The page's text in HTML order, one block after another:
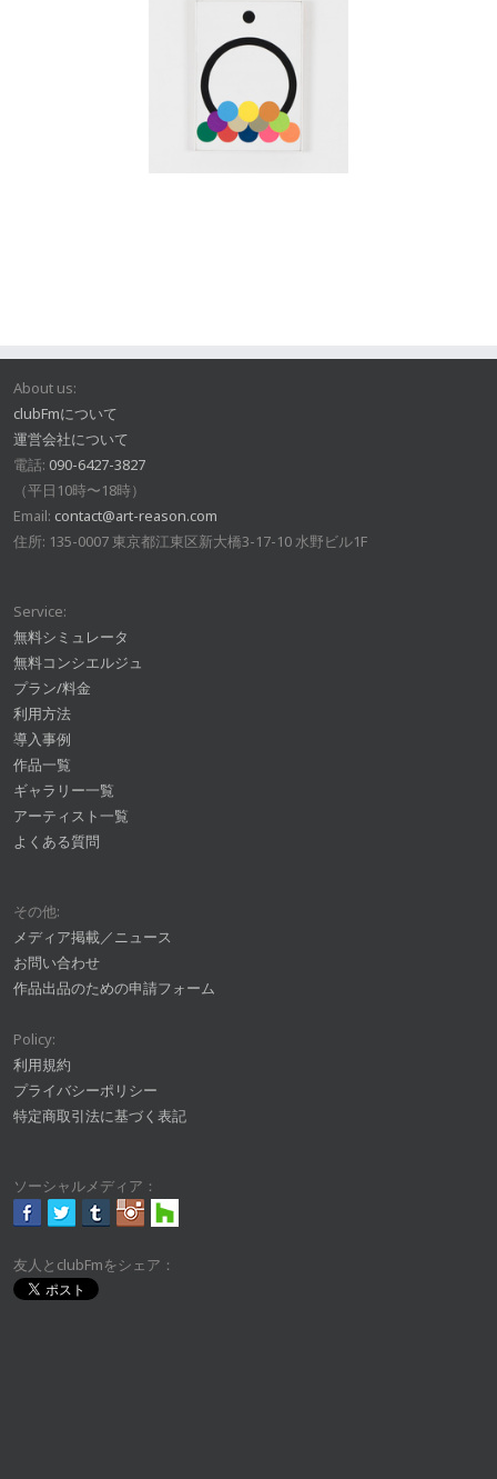
About us:
clubFmについて
運営会社について
電話: 090-6427-3827
（平日10時〜18時）
Email: contact@art-reason.com
住所: 135-0007 東京都江東区新大橋3-17-10 水野ビル1F
Service:
無料シミュレータ
無料コンシエルジュ
プラン/料金
利用方法
導入事例
作品一覧
ギャラリー一覧
アーティスト一覧
よくある質問
その他:
メディア掲載／ニュース
お問い合わせ
作品出品のための申請フォーム
Policy:
利用規約
プライバシーポリシー
特定商取引法に基づく表記
ソーシャルメディア：
友人とclubFmをシェア：